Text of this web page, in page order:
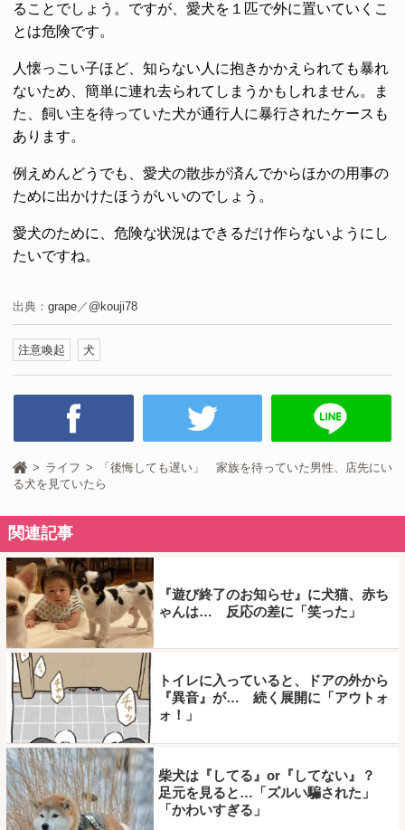
ることでしょう。ですが、愛犬を１匹で外に置いていくこ
とは危険です。
人懐っこい子ほど、知らない人に抱きかかえられても暴れ
ないため、簡単に連れ去られてしまうかもしれません。ま
た、飼い主を待っていた犬が通行人に暴行されたケースも
あります。
例えめんどうでも、愛犬の散歩が済んでからほかの用事の
ために出かけたほうがいいのでしょう。
愛犬のために、危険な状況はできるだけ作らないようにし
たいですね。
出典： grape／ @kouji78
注意喚起 犬
ライフ
「後悔しても遅い」 家族を待っていた男性、店先にい
る犬を見ていたら
関連記事
『遊び終了のお知らせ』に犬猫、赤ち
ゃんは… 反応の差に「笑った」
トイレに入っていると、ドアの外から
『異音』が… 続く展開に「アウトォ
ォ！」
柴犬は『してる』or『してない』？
足元を見ると…「ズルい騙された」
「かわいすぎる」